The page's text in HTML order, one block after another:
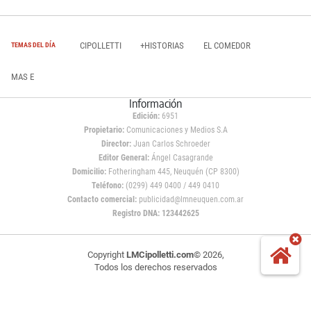
TEMAS DEL DÍA CIPOLLETTI +HISTORIAS EL COMEDOR
MAS E
Información
Edición: 6951
Propietario:Comunicaciones y Medios S.A
Director: Juan Carlos Schroeder
Editor General:Ángel Casagrande
Domicilio:Fotheringham 445, Neuquén (CP 8300)
Teléfono: (0299) 449 0400 / 449 0410
Contacto comercial: publicidad@lmneuquen.com.ar
Registro DNA: 123442625
Copyright LMCipolletti.com© 2026,
Todos los derechos reservados